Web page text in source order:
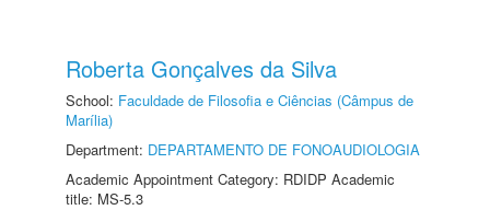
Roberta Gonçalves da Silva
School: Faculdade de Filosofia e Ciências (Câmpus de
Marília)
Department: DEPARTAMENTO DE FONOAUDIOLOGIA
Academic Appointment Category: RDIDP Academic
title: MS-5.3